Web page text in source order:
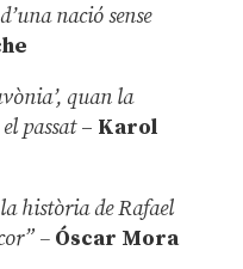
nació sense
quan la
passat– Karol
història de Rafael
–Óscar Mora